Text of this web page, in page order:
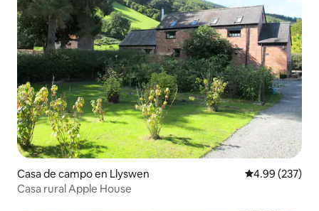
Casa de campo en Llyswen Calificación
4.99 (237)
Casa rural Apple House